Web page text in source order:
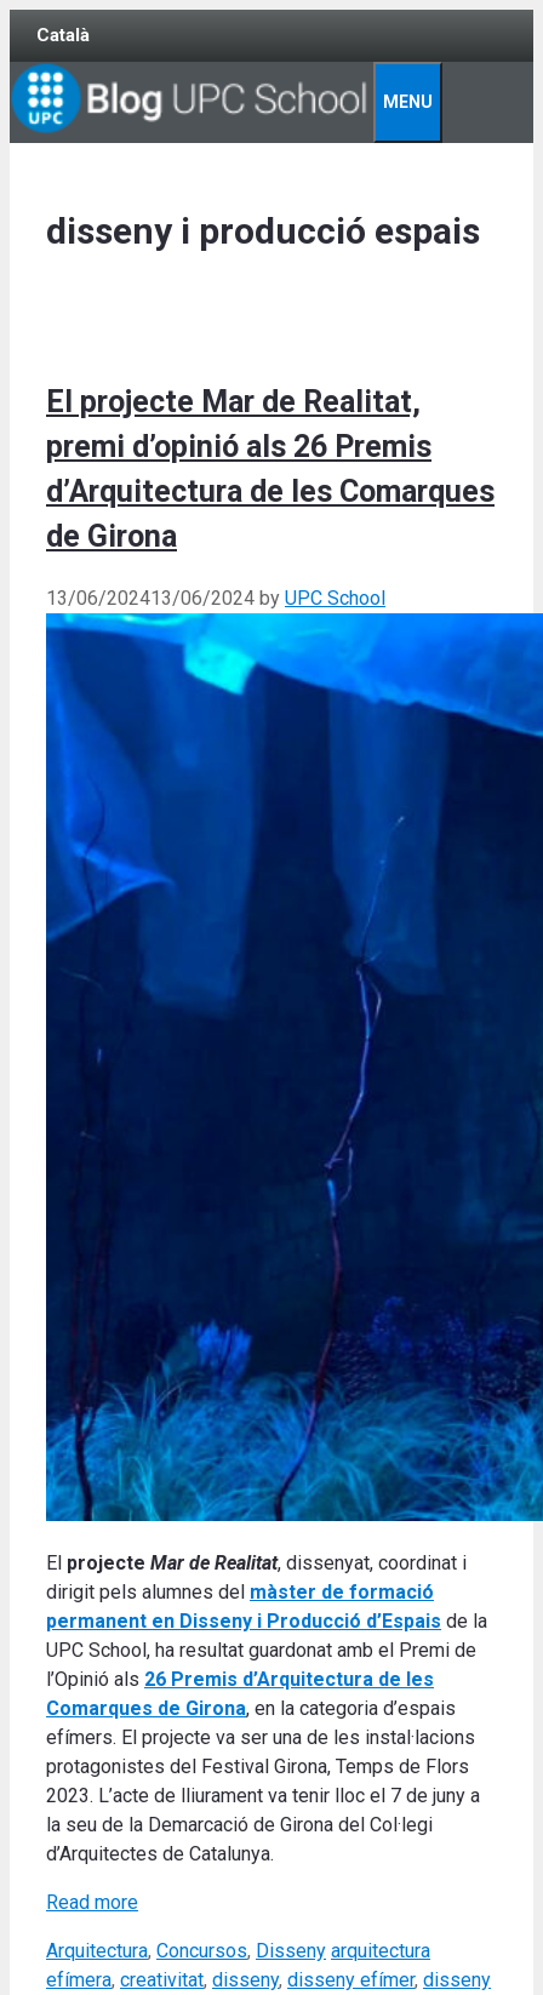
Skip
content
Català
MENU
disseny i producció espais
El projecte Mar de Realitat,
premi d’opinió als 26 Premis
d’Arquitectura de les Comarques
de Girona
13/06/202413/06/2024 by UPC School
El projecte Mar de Realitat, dissenyat, coordinat i
dirigit pels alumnes del màster de formació
permanent en Disseny i Producció d’Espais de la
UPC School, ha resultat guardonat amb el Premi de
l’Opinió als 26 Premis d’Arquitectura de les
Comarques de Girona, en la categoria d’espais
efímers. El projecte va ser una de les instal·lacions
protagonistes del Festival Girona, Temps de Flors
2023. L’acte de lliurament va tenir lloc el 7 de juny a
la seu de la Demarcació de Girona del Col·legi
d’Arquitectes de Catalunya.
Read more
Categories
Arquitectura, Concursos, Disseny Tags
arquitectura
efímera, creativitat, disseny, disseny efímer, disseny